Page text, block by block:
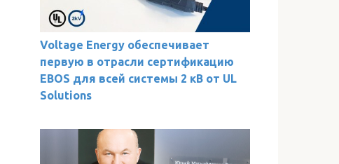
Voltage Energy обеспечивает
первую в отрасли сертификацию
EBOS для всей системы 2 кВ от UL
Solutions